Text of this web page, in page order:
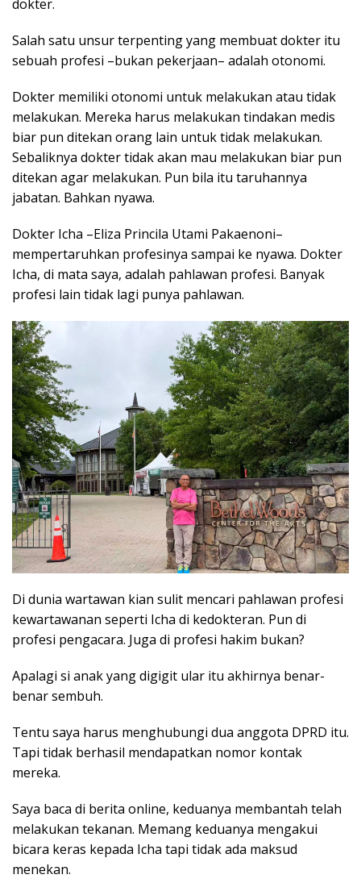
dokter.
Salah satu unsur terpenting yang membuat dokter itu
sebuah profesi –bukan pekerjaan– adalah otonomi.
Dokter memiliki otonomi untuk melakukan atau tidak
melakukan. Mereka harus melakukan tindakan medis
biar pun ditekan orang lain untuk tidak melakukan.
Sebaliknya dokter tidak akan mau melakukan biar pun
ditekan agar melakukan. Pun bila itu taruhannya
jabatan. Bahkan nyawa.
Dokter Icha –Eliza Princila Utami Pakaenoni–
mempertaruhkan profesinya sampai ke nyawa. Dokter
Icha, di mata saya, adalah pahlawan profesi. Banyak
profesi lain tidak lagi punya pahlawan.
Di dunia wartawan kian sulit mencari pahlawan profesi
kewartawanan seperti Icha di kedokteran. Pun di
profesi pengacara. Juga di profesi hakim bukan?
Apalagi si anak yang digigit ular itu akhirnya benar-
benar sembuh.
Tentu saya harus menghubungi dua anggota DPRD itu.
Tapi tidak berhasil mendapatkan nomor kontak
mereka.
Saya baca di berita online, keduanya membantah telah
melakukan tekanan. Memang keduanya mengakui
bicara keras kepada Icha tapi tidak ada maksud
menekan.